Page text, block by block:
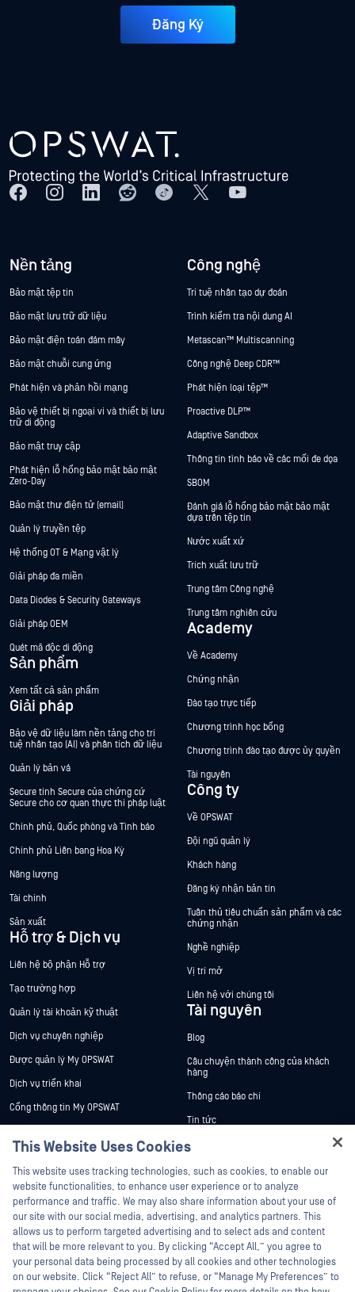
Đăng Ký
Nền tảng
Bảo mật tệp tin
Bảo mật lưu trữ dữ liệu
Bảo mật điện toán đám mây
Bảo mật chuỗi cung ứng
Phát hiện và phản hồi mạng
Bảo vệ thiết bị ngoại vi và thiết bị lưu
trữ di động
Bảo mật truy cập
Phát hiện lỗ hổng bảo mật bảo mật
Zero-Day
Bảo mật thư điện tử (email)
Quản lý truyền tệp
Hệ thống OT & Mạng vật lý
Giải pháp đa miền
Data Diodes & Security Gateways
Giải pháp OEM
Quét mã độc di động
Sản phẩm
Xem tất cả sản phẩm
Giải pháp
Bảo vệ dữ liệu làm nền tảng cho trí
tuệ nhân tạo (AI) và phân tích dữ liệu
Quản lý bản vá
Secure tính Secure của chứng cứ
Secure cho cơ quan thực thi pháp luật
Chính phủ, Quốc phòng và Tình báo
Chính phủ Liên bang Hoa Kỳ
Năng lượng
Tài chính
Sản xuất
Hỗ trợ & Dịch vụ
Liên hệ bộ phận Hỗ trợ
Tạo trường hợp
Quản lý tài khoản kỹ thuật
Dịch vụ chuyên nghiệp
Được quản lý My OPSWAT
Dịch vụ triển khai
Cổng thông tin My OPSWAT
Đào tạo
Chương trình Xử lý Lỗ hổng Bảo mật
Đối tác
Chứng nhận
Đối tác công nghệ
Chương trình đối tác kênh phân phối
Công nghệ
Trí tuệ nhân tạo dự đoán
Trình kiểm tra nội dung AI
Metascan™ Multiscanning
Công nghệ Deep CDR™
Phát hiện loại tệp™
Proactive DLP™
Adaptive Sandbox
Thông tin tình báo về các mối đe dọa
SBOM
Đánh giá lỗ hổng bảo mật bảo mật
dựa trên tệp tin
Nước xuất xứ
Trích xuất lưu trữ
Trung tâm Công nghệ
Trung tâm nghiên cứu
Academy
Về Academy
Chứng nhận
Đào tạo trực tiếp
Chương trình học bổng
Chương trình đào tạo được ủy quyền
Tài nguyên
Công ty
Về OPSWAT
Đội ngũ quản lý
Khách hàng
Đăng ký nhận bản tin
Tuân thủ tiêu chuẩn sản phẩm và các
chứng nhận
Nghề nghiệp
Vị trí mở
Liên hệ với chúng tôi
Tài nguyên
Blog
Câu chuyện thành công của khách
hàng
Thông cáo báo chí
Tin tức
Sự kiện
Hội thảo trên trực tuyến
Datasheets
White Papers
Công cụ miễn phí
This Website Uses Cookies
This website uses tracking technologies, such as cookies, to enable our
website functionalities, to enhance user experience or to analyze
performance and traffic. We may also share information about your use of
our site with our social media, advertising, and analytics partners. This
allows us to perform targeted advertising and to select ads and content
that will be more relevant to you. By clicking “Accept All,” you agree to
your personal data being processed by all cookies and other technologies
on our website. Click “Reject All” to refuse, or “Manage My Preferences” to
Hey there!
I'm Ozzy, your OPSWAT virtual assistant.
How can I help you secure what's critical
today?